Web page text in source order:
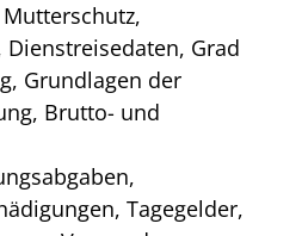
Grad
Grundlagen der
Brutto- und
Tagegelder,